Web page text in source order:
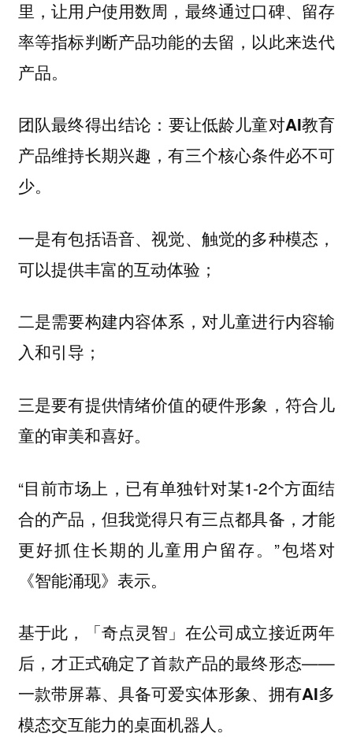
里，让用户使用数周，最终通过口碑、留存
率等指标判断产品功能的去留，以此来迭代
产品。
团队最终得出结论： 要让低龄儿童对AI教育
产品维持长期兴趣，有三个核心条件必不可
少。
一是有包括语音、视觉、触觉的多种模态，
可以提供丰富的互动体验；
二是需要构建内容体系，对儿童进行内容输
入和引导；
三是要有提供情绪价值的硬件形象，符合儿
童的审美和喜好。
“目前市场上，已有单独针对某1-2个方面结
合的产品，但我觉得只有三点都具备，才能
更好抓住长期的儿童用户留存。”包塔对
《智能涌现》表示。
基于此，「奇点灵智」在公司成立接近两年
后，才正式确定了首款产品的最终形态——
一款带屏幕、具备可爱实体形象、拥有AI多
模态交互能力的桌面机器人。